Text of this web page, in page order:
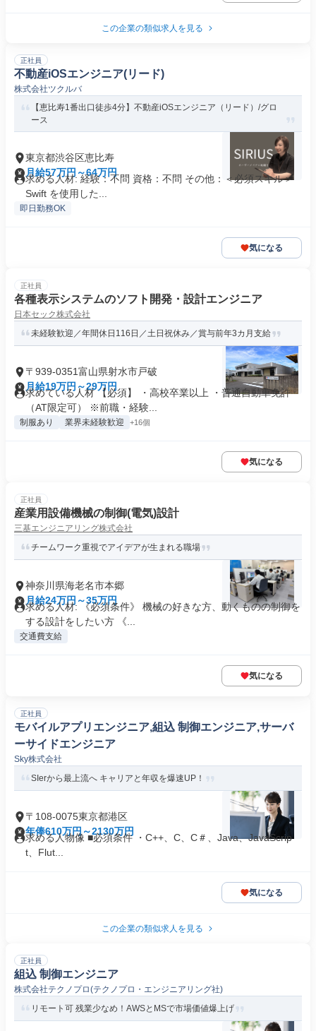
この企業の類似求人を見る
正社員
不動産iOSエンジニア(リード)
株式会社ツクルバ
【恵比寿1番出口徒歩4分】不動産iOSエンジニア（リード）/グロ
ース
東京都渋谷区恵比寿
月給57万円～64万円
求める人材: 経験：不問 資格：不問 その他：＜必須スキル＞
Swift を使用した...
即日勤務OK
気になる
正社員
各種表示システムのソフト開発・設計エンジニア
日本セック株式会社
未経験歓迎／年間休日116日／土日祝休み／賞与前年3カ月支給
〒939-0351富山県射水市戸破
月給19万円～29万円
求めている人材 【必須】 ・高校卒業以上 ・普通自動車免許
（AT限定可） ※前職・経験...
制服あり 業界未経験歓迎 +16個
気になる
正社員
産業用設備機械の制御(電気)設計
三基エンジニアリング株式会社
チームワーク重視でアイデアが生まれる職場
神奈川県海老名市本郷
月給24万円～35万円
求める人材: 《必須条件》 機械の好きな方、動くものの制御を
する設計をしたい方 《...
交通費支給
気になる
正社員
モバイルアプリエンジニア,組込 制御エンジニア,サーバ
ーサイドエンジニア
Sky株式会社
SIerから最上流へ キャリアと年収を爆速UP！
〒108-0075東京都港区
年俸610万円～2130万円
求める人物像 ■必須条件 ・C++、C、C＃、Java、JavaScrip
t、Flut...
気になる
この企業の類似求人を見る
正社員
組込 制御エンジニア
株式会社テクノプロ(テクノプロ・エンジニアリング社)
リモート可 残業少なめ！AWSとMSで市場価値爆上げ